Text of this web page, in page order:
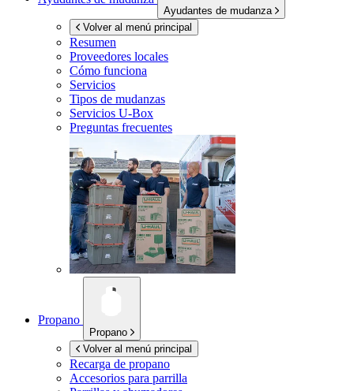
Ayudantes de mudanza
Volver al menú principal
Resumen
Proveedores locales
Cómo funciona
Servicios
Tipos de mudanzas
Servicios U-Box
Preguntas frecuentes
Propano
Propano
Volver al menú principal
Recarga de propano
Accesorios para parrilla